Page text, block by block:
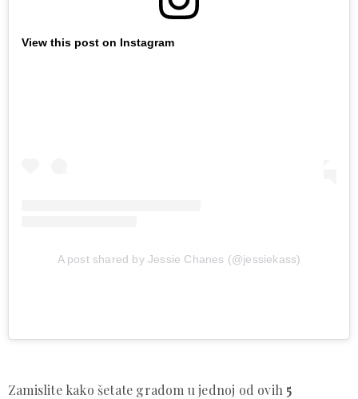
View this post on Instagram
A post shared by Jessie Chanes (@jessiekass)
Zamislite kako šetate gradom u jednoj od ovih 5